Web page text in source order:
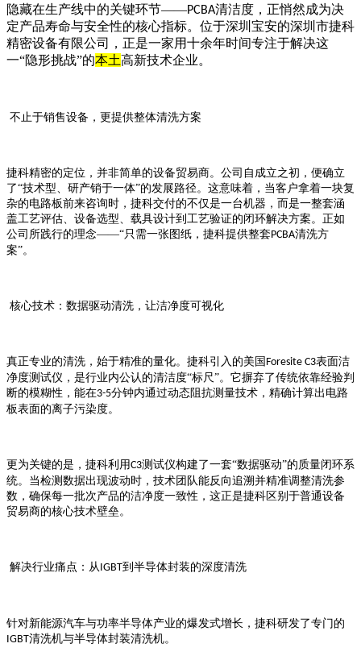
隐藏在生产线中的关键环节——PCBA清洁度，正悄然成为决
定产品寿命与安全性的核心指标。位于深圳宝安的深圳市捷科
精密设备有限公司，正是一家用十余年时间专注于解决这
一“隐形挑战”的本土高新技术企业。
不止于销售设备，更提供整体清洗方案
捷科精密的定位，并非简单的设备贸易商。公司自成立之初，便确立
了“技术型、研产销于一体”的发展路径。这意味着，当客户拿着一块复
杂的电路板前来咨询时，捷科交付的不仅是一台机器，而是一整套涵
盖工艺评估、设备选型、载具设计到工艺验证的闭环解决方案。正如
公司所践行的理念——“只需一张图纸，捷科提供整套PCBA清洗方
案”。
核心技术：数据驱动清洗，让洁净度可视化
真正专业的清洗，始于精准的量化。捷科引入的美国 Foresite C3表面洁
净度测试仪，是行业内公认的清洁度“标尺”。它摒弃了传统依靠经验判
断的模糊性，能在3-5分钟内通过动态阻抗测量技术，精确计算出电路
板表面的离子污染度。
更为关键的是，捷科利用C3测试仪构建了一套“数据驱动”的质量闭环系
统。当检测数据出现波动时，技术团队能反向追溯并精准调整清洗参
数，确保每一批次产品的洁净度一致性，这正是捷科区别于普通设备
贸易商的核心技术壁垒。
解决行业痛点：从 IGBT到半导体封装的深度清洗
针对新能源汽车与功率半导体产业的爆发式增长，捷科研发了专门的
IGBT清洗机与半导体封装清洗机。